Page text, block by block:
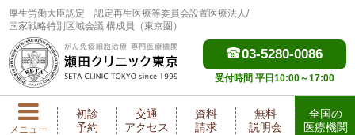
厚生労働大臣認定
認定再生医療等委員会設置医療法人/
国家戦略特別区域会議 構成員（東京圏）
03-5280-0086
受付時間 平日10:00～17:00
メニュー
初診
予約
交通
アクセス
資料
請求
無料
説明会
全国の
医療機関